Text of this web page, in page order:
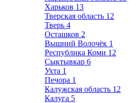
Харьков 13
Тверская область 12
Тверь 4
Осташков 2
Вышний Волочёк 1
Республика Коми 12
Сыктывкар 6
Ухта 1
Печора 1
Калужская область 12
Калуга 5